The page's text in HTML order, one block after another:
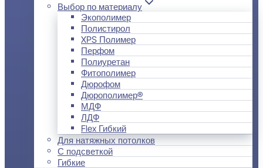
Выбор по материалу
Экополимер
Полистирол
XPS Полимер
Перфом
Полиуретан
Фитополимер
Дюрофом
Дюрополимер®
МДФ
ЛДФ
Flex Гибкий
Для натяжных потолков
С подсветкой
Гибкие